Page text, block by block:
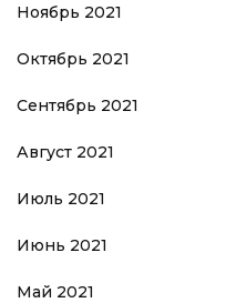
Ноябрь 2021
Октябрь 2021
Сентябрь 2021
Август 2021
Июль 2021
Июнь 2021
Май 2021